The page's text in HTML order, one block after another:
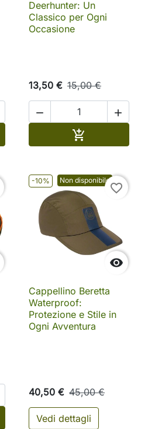
Deerhunter: Un
Classico per Ogni
Occasione
13,50 € 15,00 €
 

al carrello
-10% Non disponibile

favorite_border
Cappellino Beretta
Waterproof:
Protezione e Stile in
Ogni Avventura
40,50 € 45,00 €
Vedi dettagli